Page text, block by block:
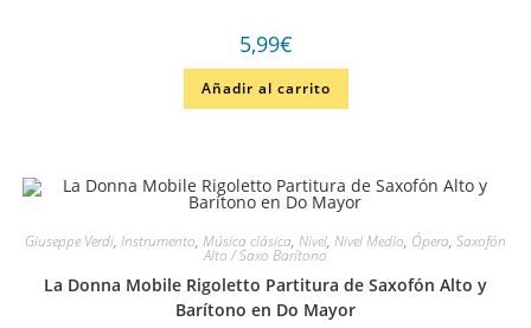
5,99€
Añadir al carrito
Giuseppe Verdi, Instrumento, Música clásica, Nivel, Nivel Medio, Ópera, Saxofón
Alto / Saxo Barítono
La Donna Mobile Rigoletto Partitura de Saxofón Alto y
Barítono en Do Mayor